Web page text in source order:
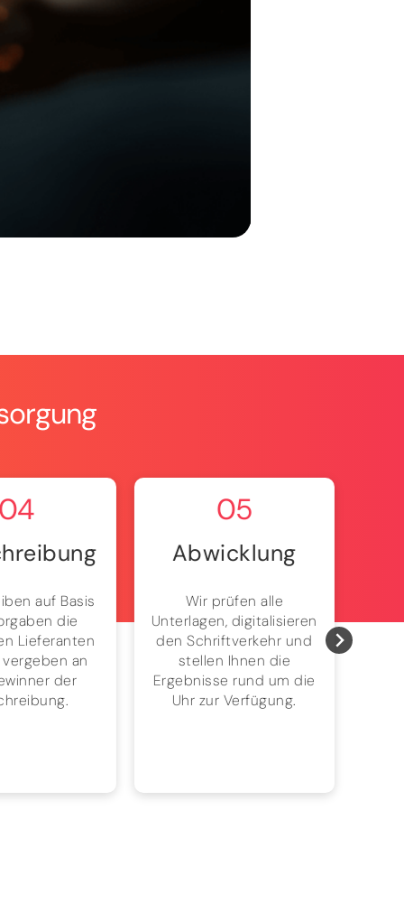
auf Basis
die
Lieferanten
an
der
05
Abwicklung
Wir prüfen alle
Unterlagen, digitalisieren
den Schriftverkehr und
stellen Ihnen die
Ergebnisse rund um die
Uhr zur Verfügung.